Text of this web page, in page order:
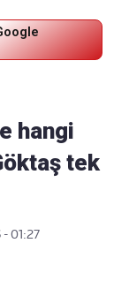
hangi
tek
01:27